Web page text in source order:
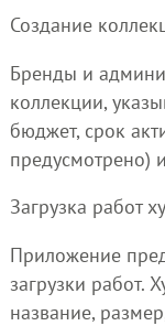
Создание
Бренды и
коллекции,
бюджет, срок
предусмотрено)
Загрузка работ
Приложение
загрузки работ.
название,